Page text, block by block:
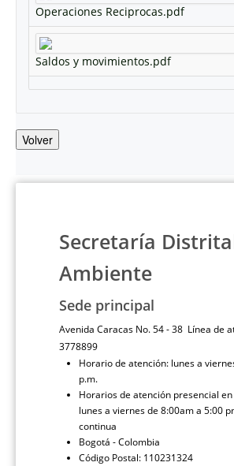
Operaciones Reciprocas.pdf
Saldos y movimientos.pdf
Volver
Secretaría
Ambiente
Sede principal
Avenida Caracas No. 54 - 38 Línea de
3778899
Horario de atención: lunes a
p.m.
Horarios de atención presencial
lunes a viernes de 8:00am a 5:00
continua
Bogotá - Colombia
Código Postal: 110231324